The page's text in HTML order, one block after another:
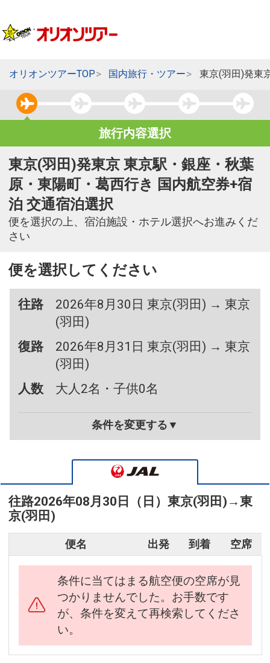
オリオンツアーTOP 国内旅行・ツアー 東京(羽田)発東
旅行内容選択
東京(羽田)発東京 東京駅・銀座・秋葉
原・東陽町・葛西行き 国内航空券+宿
泊 交通宿泊選択
便を選択の上、宿泊施設・ホテル選択へお進みくだ
さい
便を選択してください
往路
2026年8月30日 東京(羽田) → 東京
(羽田)
復路
2026年8月31日 東京(羽田) → 東京
(羽田)
人数
大人2名・子供0名
条件を変更する▼
往路2026年08月30日（日） 東京(羽田) →東
京(羽田)
便名 出発 到着 空席
条件に当てはまる航空便の空席が見
つかりませんでした。お手数です
が、条件を変えて再検索してくださ
い。